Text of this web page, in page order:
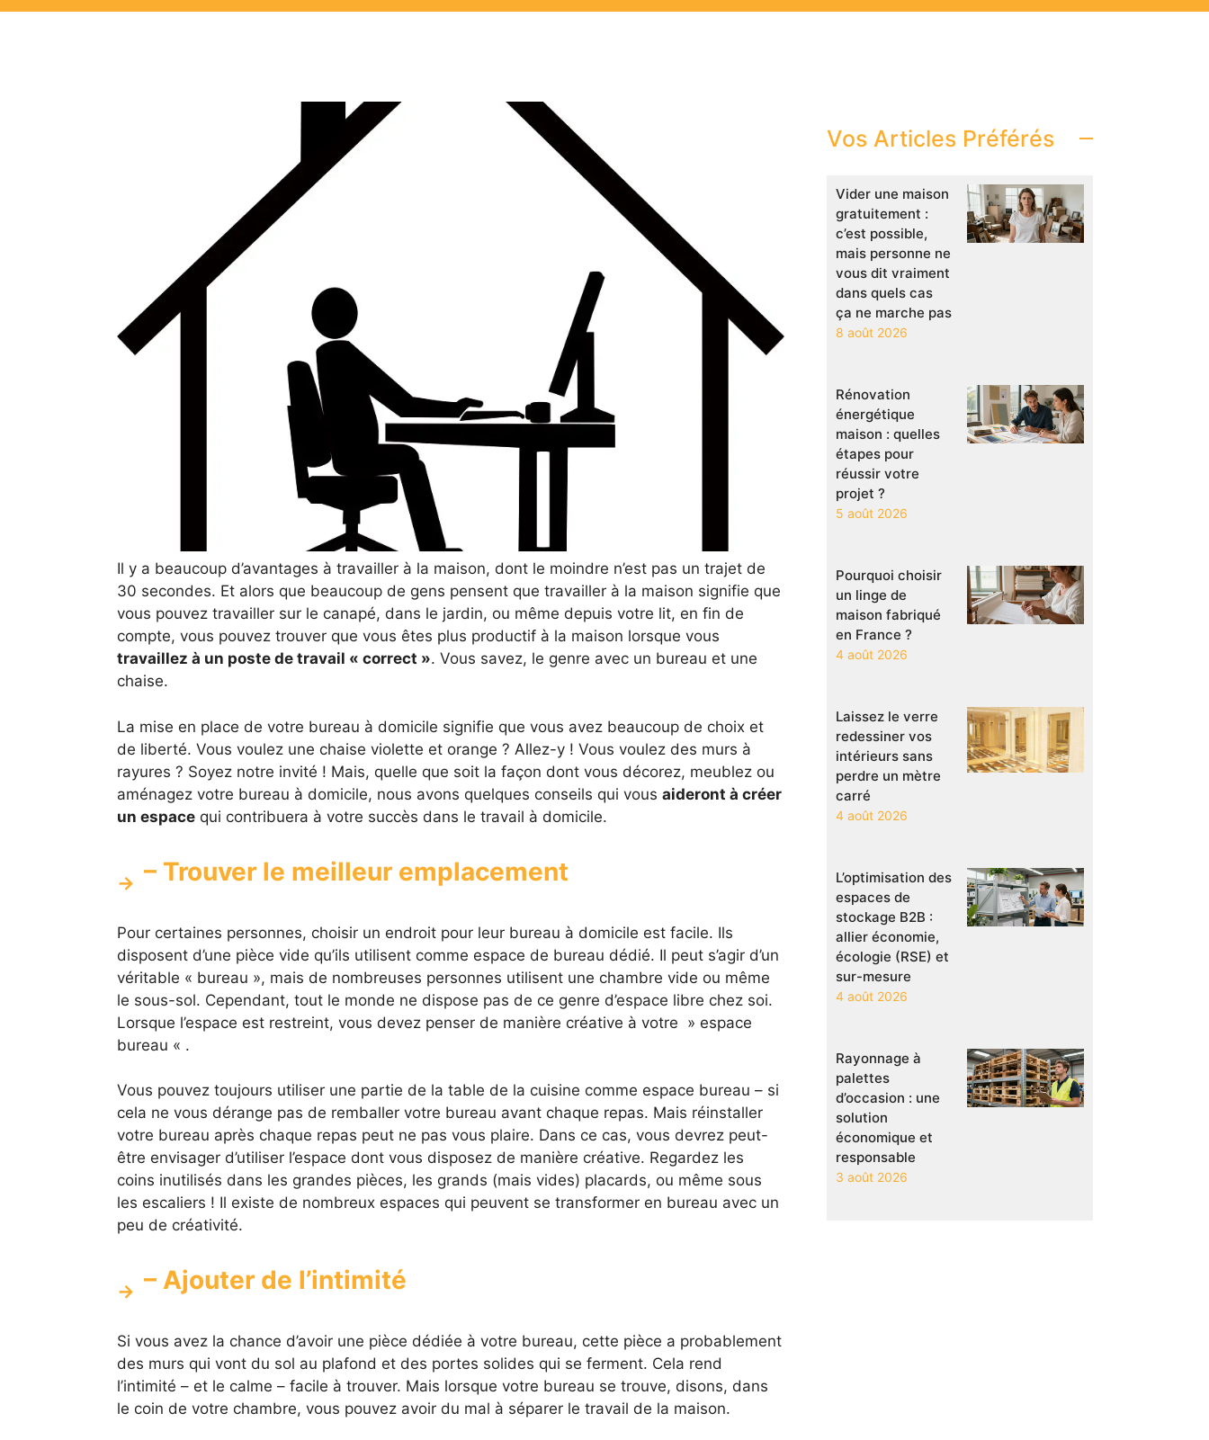
Il y a beaucoup d’avantages à travailler à la maison, dont le moindre n’est pas un trajet de
30 secondes. Et alors que beaucoup de gens pensent que travailler à la maison signifie que
vous pouvez travailler sur le canapé, dans le jardin, ou même depuis votre lit, en fin de
compte, vous pouvez trouver que vous êtes plus productif à la maison lorsque vous
travaillez à un poste de travail « correct ». Vous savez, le genre avec un bureau et une
chaise.
La mise en place de votre bureau à domicile signifie que vous avez beaucoup de choix et
de liberté. Vous voulez une chaise violette et orange ? Allez-y ! Vous voulez des murs à
rayures ? Soyez notre invité ! Mais, quelle que soit la façon dont vous décorez, meublez ou
aménagez votre bureau à domicile, nous avons quelques conseils qui vous aideront à créer
un espacequi contribuera à votre succès dans le travail à domicile.
– Trouver le meilleur emplacement
Pour certaines personnes, choisir un endroit pour leur bureau à domicile est facile. Ils
disposent d’une pièce vide qu’ils utilisent comme espace de bureau dédié. Il peut s’agir d’un
véritable « bureau », mais de nombreuses personnes utilisent une chambre vide ou même
le sous-sol. Cependant, tout le monde ne dispose pas de ce genre d’espace libre chez soi.
Lorsque l’espace est restreint, vous devez penser de manière créative à votre » espace
bureau « .
Vous pouvez toujours utiliser une partie de la table de la cuisine comme espace bureau – si
cela ne vous dérange pas de remballer votre bureau avant chaque repas. Mais réinstaller
votre bureau après chaque repas peut ne pas vous plaire. Dans ce cas, vous devrez peut-
être envisager d’utiliser l’espace dont vous disposez de manière créative. Regardez les
coins inutilisés dans les grandes pièces, les grands (mais vides) placards, ou même sous
les escaliers ! Il existe de nombreux espaces qui peuvent se transformer en bureau avec un
peu de créativité.
– Ajouter de l’intimité
Si vous avez la chance d’avoir une pièce dédiée à votre bureau, cette pièce a probablement
des murs qui vont du sol au plafond et des portes solides qui se ferment. Cela rend
l’intimité – et le calme – facile à trouver. Mais lorsque votre bureau se trouve, disons, dans
le coin de votre chambre, vous pouvez avoir du mal à séparer le travail de la maison.
Vos Articles Préférés
Vider une maison
gratuitement :
c’est possible,
mais personne ne
vous dit vraiment
dans quels cas
ça ne marche pas
8 août 2026
Rénovation
énergétique
maison : quelles
étapes pour
réussir votre
projet ?
5 août 2026
Pourquoi choisir
un linge de
maison fabriqué
en France ?
4 août 2026
Laissez le verre
redessiner vos
intérieurs sans
perdre un mètre
carré
4 août 2026
L’optimisation des
espaces de
stockage B2B :
allier économie,
écologie (RSE) et
sur-mesure
4 août 2026
Rayonnage à
palettes
d’occasion : une
solution
économique et
responsable
3 août 2026